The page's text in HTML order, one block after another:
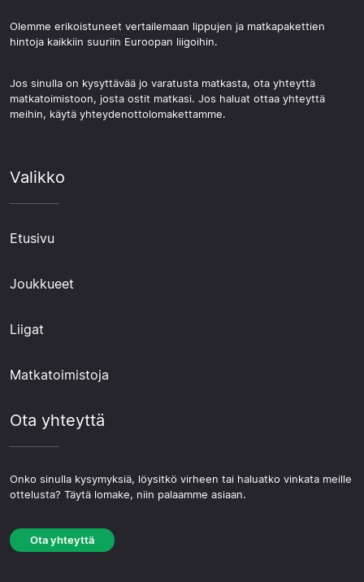
Olemme erikoistuneet vertailemaan lippujen ja matkapakettien
hintoja kaikkiin suuriin Euroopan liigoihin.
Jos sinulla on kysyttävää jo varatusta matkasta, ota yhteyttä
matkatoimistoon, josta ostit matkasi. Jos haluat ottaa yhteyttä
meihin, käytä yhteydenottolomakettamme.
Valikko
Etusivu
Joukkueet
Liigat
Matkatoimistoja
Ota yhteyttä
Onko sinulla kysymyksiä, löysitkö virheen tai haluatko vinkata meille
ottelusta? Täytä lomake, niin palaamme asiaan.
Ota yhteyttä